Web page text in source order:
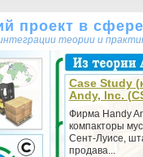
проект в
теории и
Case Study
Andy, Inc.
Фирма Handy
компакторы
Сент-Луисе,
продава...